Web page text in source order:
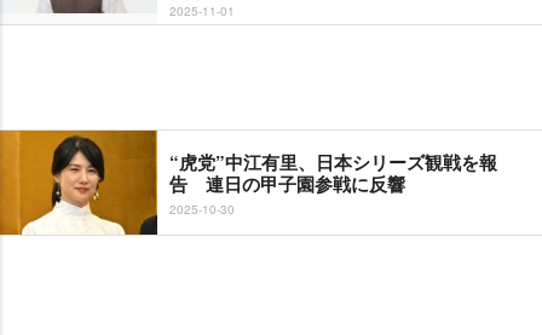
2025-11-01
“虎党”中江有里、日本シリーズ観戦を報
告 連日の甲子園参戦に反響
2025-10-30